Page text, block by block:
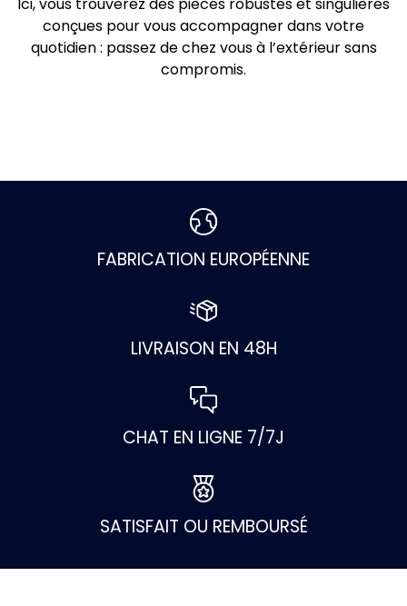
Ici, vous trouverez des pièces robustes et singulières
conçues pour vous accompagner dans votre
quotidien : passez de chez vous à l’extérieur sans
compromis.
FABRICATION EUROPÉENNE
LIVRAISON EN 48H
CHAT EN LIGNE 7/7J
SATISFAIT OU REMBOURSÉ